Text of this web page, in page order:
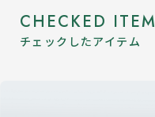
CHECKED ITEM
チェックしたアイテム